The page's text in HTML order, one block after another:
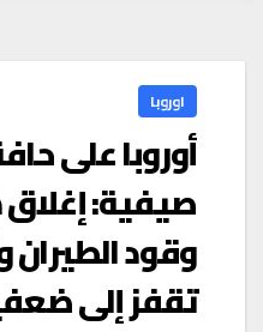
اوروبا
أوروبا على
صيفية:
وقود الطيران
تقفز إلى